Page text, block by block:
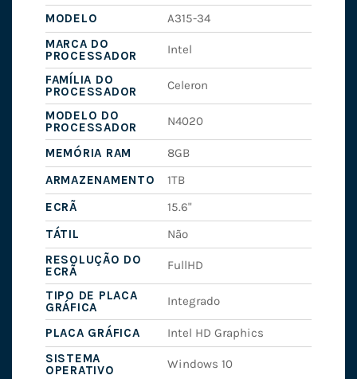
MODELO
A315-34
MARCA DO
PROCESSADOR
Intel
FAMÍLIA DO
PROCESSADOR
Celeron
MODELO DO
PROCESSADOR
N4020
MEMÓRIA RAM
8GB
ARMAZENAMENTO
1TB
ECRÃ
15.6"
TÁTIL
Não
RESOLUÇÃO DO
ECRÃ
FullHD
TIPO DE PLACA
GRÁFICA
Integrado
PLACA GRÁFICA
Intel HD Graphics
SISTEMA
OPERATIVO
Windows 10